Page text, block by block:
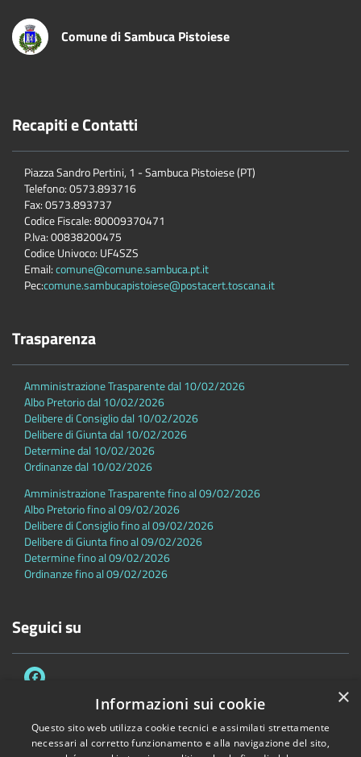
Comune di Sambuca Pistoiese
Recapiti e Contatti
Piazza Sandro Pertini, 1 - Sambuca Pistoiese (PT)
Telefono: 0573.893716
Fax: 0573.893737
Codice Fiscale: 80009370471
P.Iva: 00838200475
Codice Univoco: UF4SZS
Email:comune@comune.sambuca.pt.it
Pec:comune.sambucapistoiese@postacert.toscana.it
Trasparenza
Amministrazione Trasparente dal 10/02/2026
Albo Pretorio dal 10/02/2026
Delibere di Consiglio dal 10/02/2026
Delibere di Giunta dal 10/02/2026
Determine dal 10/02/2026
Ordinanze dal 10/02/2026
Amministrazione Trasparente fino al 09/02/2026
Albo Pretorio fino al 09/02/2026
Delibere di Consiglio fino al 09/02/2026
Delibere di Giunta fino al 09/02/2026
Determine fino al 09/02/2026
Ordinanze fino al 09/02/2026
Seguici su
Accessibilità Privacy Cookie Mappa del sito
×
Informazioni sui cookie
Questo sito web utilizza cookie tecnici e assimilati strettamente
necessari al corretto funzionamento e alla navigazione del sito,